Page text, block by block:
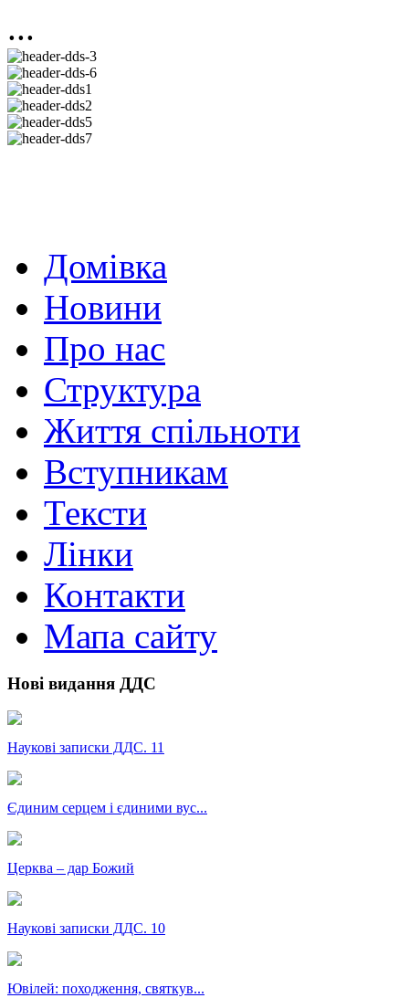
...
Домівка
Новини
Про нас
Структура
Життя спільноти
Вступникам
Тексти
Лінки
Контакти
Мапа сайту
Нові видання ДДС
Наукові записки ДДС. 11
Єдиним серцем і єдиними вус...
Церква – дар Божий
Наукові записки ДДС. 10
Ювілей: походження, святкув...